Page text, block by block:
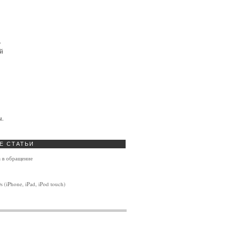
СТАТЬИ
в обращение
(iPhone, iPad, iPod touch)